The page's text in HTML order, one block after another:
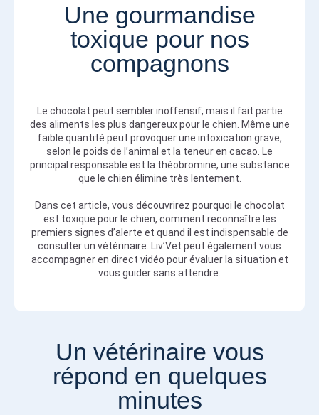
Une gourmandise
toxique pour nos
compagnons
Le chocolat peut sembler inoffensif, mais il fait partie
des aliments les plus dangereux pour le chien. Même une
faible quantité peut provoquer une intoxication grave,
selon le poids de l’animal et la teneur en cacao. Le
principal responsable est la théobromine, une substance
que le chien élimine très lentement.
Dans cet article, vous découvrirez pourquoi le chocolat
est toxique pour le chien, comment reconnaître les
premiers signes d’alerte et quand il est indispensable de
consulter un vétérinaire. Liv’Vet peut également vous
accompagner en direct vidéo pour évaluer la situation et
vous guider sans attendre.
Un vétérinaire vous
répond en quelques
minutes